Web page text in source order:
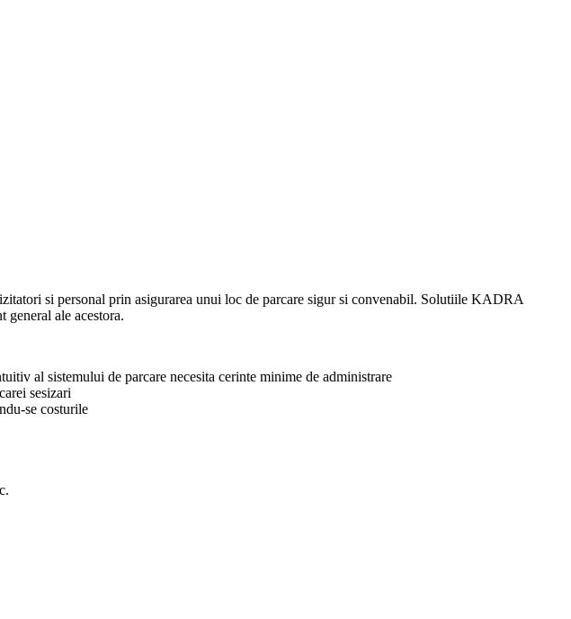
si personal prin asigurarea unui loc de parcare sigur si convenabil. Solutiile KADRA
general ale acestora.
al sistemului de parcare necesita cerinte minime de administrare
sesizari
se costurile